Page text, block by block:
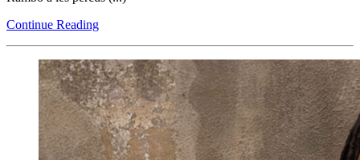
Continue Reading